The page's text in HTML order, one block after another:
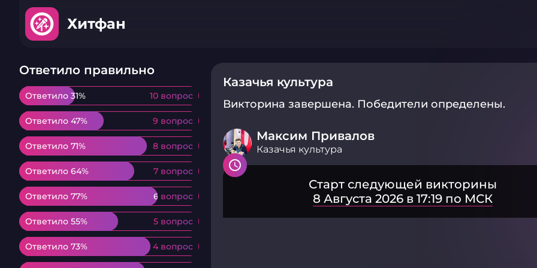
Хитфан
Ответило правильно
Ответило 31% 10 вопрос
Ответило 31% 10 вопрос
Ответило 47% 9 вопрос
Ответило 47% 9 вопрос
Ответило 71% 8 вопрос
Ответило 71% 8 вопрос
Ответило 64% 7 вопрос
Ответило 64% 7 вопрос
Ответило 77% 6 вопрос
Ответило 77% 6 вопрос
Ответило 55% 5 вопрос
Ответило 55% 5 вопрос
Ответило 73% 4 вопрос
Ответило 73% 4 вопрос
Казачья культура
Викторина завершена. Победители определены.
Максим Привалов
Казачья культура
Старт следующей викторины
8 Августа 2026 в 17:19 по МСК